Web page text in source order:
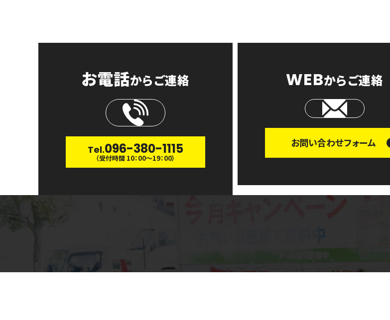
お電話からご連絡
Tel.096-380-1115
（受付時間 10：00〜19：00）
WEBからご連絡
お問い合わせフォーム